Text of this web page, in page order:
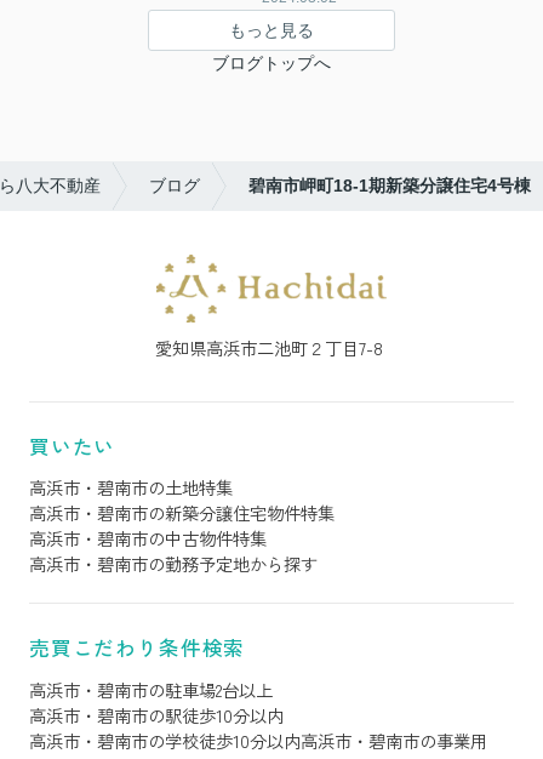
もっと見る
ブログトップへ
八大不動産 ブログ 碧南市岬町18-1期新築分譲住宅4号棟
愛知県高浜市二池町２丁目7-8
買いたい
高浜市・碧南市の土地特集
高浜市・碧南市の新築分譲住宅物件特集
高浜市・碧南市の中古物件特集
高浜市・碧南市の勤務予定地から探す
売買こだわり条件検索
高浜市・碧南市の駐車場2台以上
高浜市・碧南市の駅徒歩10分以内
高浜市・碧南市の学校徒歩10分以内高浜市・碧南市の事業用